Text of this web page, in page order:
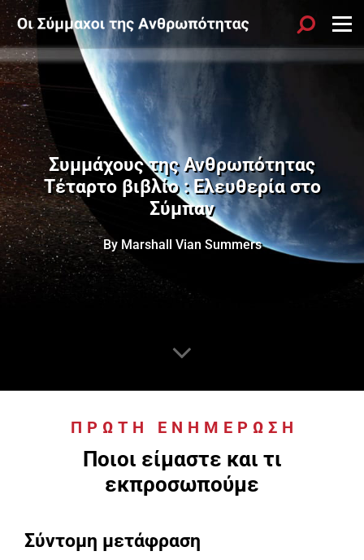
Συμμάχους της Ανθρωπότητας
Τέταρτο βιβλίο : Ελευθερία στο
Σύμπαν
By Marshall Vian Summers
ΠΡΏΤΗ ΕΝΗΜΈΡΩΣΗ
Ποιοι είμαστε και τι
εκπροσωπούμε
Σύντομη μετάφραση